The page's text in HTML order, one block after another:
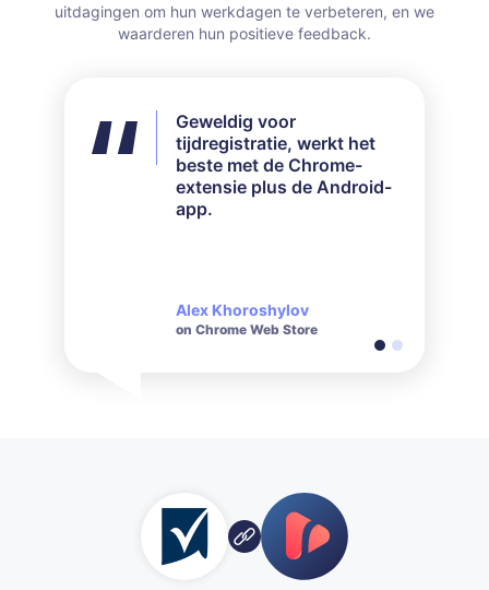
uitdagingen om hun werkdagen te verbeteren, en we
waarderen hun positieve feedback.
Geweldig voor
tijdregistratie, werkt het
beste met de Chrome-
extensie plus de Android-
app.
Alex Khoroshylov
on Chrome Web Store
Ik heb niet alle
beschikbare functies
gebruikt, maar voor mijn
behoeften werkte het
perfect. Hun
Salvador Carranza
on Chrome Web Store